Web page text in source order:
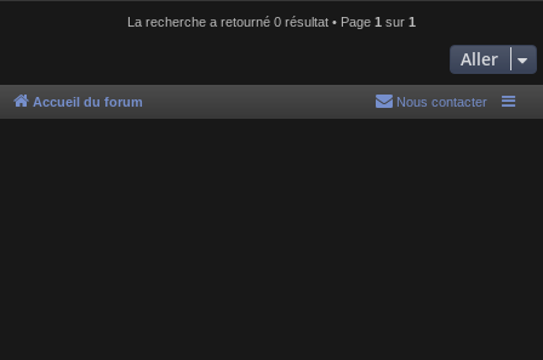
h
e
La recherche a retourné 0 résultat • Page 1 sur 1
Aller
Accueil du forum Nous contacter